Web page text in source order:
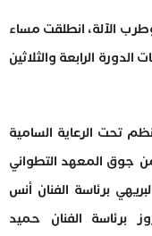
الآلة، انطلقت مساء
الرابعة والثلاثين
تحت الرعاية السامية
جوق المعهد التطواني
برئاسة الفنان أنس
برئاسة الفنان حميد